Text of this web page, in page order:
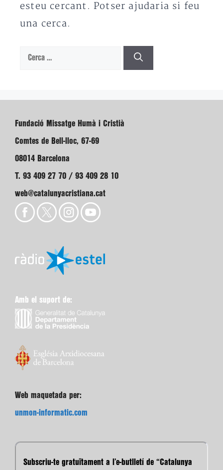
esteu cercant. Potser ajudaria si feu
una cerca.
Cerca:
Fundació Missatge Humà i Cristià
Comtes de Bell-lloc, 67-69
08014 Barcelona
T. 93 409 27 70 / 93 409 28 10
web@catalunyacristiana.cat
Amb el suport de:
Web maquetada per:
unmon-informatic.com
Subscriu-te gratuïtament a l’e-butlletí de “Catalunya